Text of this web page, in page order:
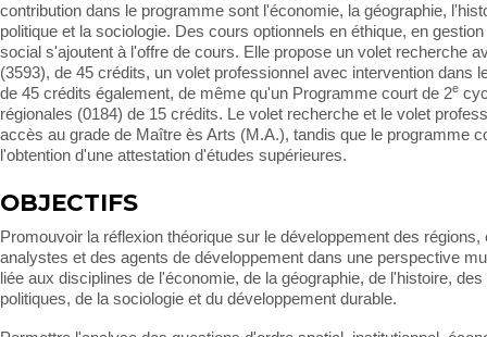
contribution dans le programme sont l'économie, la géographie,
politique et la sociologie. Des cours optionnels en éthique, en
social s'ajoutent à l'offre de cours. Elle propose un volet recherche
(3593), de 45 crédits, un volet professionnel avec intervention dans
de 45 crédits également, de même qu'un Programme court de 2e
régionales (0184) de 15 crédits. Le volet recherche et le volet
accès au grade de Maître ès Arts (M.A.), tandis que le programme
l'obtention d'une attestation d'études supérieures.
OBJECTIFS
Promouvoir la réflexion théorique sur le développement des régions,
analystes et des agents de développement dans une perspective
liée aux disciplines de l'économie, de la géographie, de l'histoire,
politiques, de la sociologie et du développement durable.